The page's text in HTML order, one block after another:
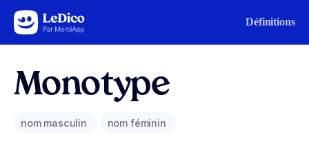
Aller au contenu Définitions
Monotype
nom masculin nom féminin